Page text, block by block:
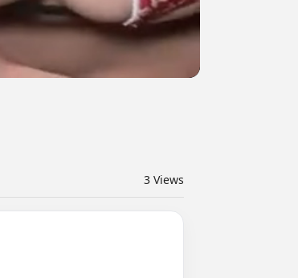
3 Views